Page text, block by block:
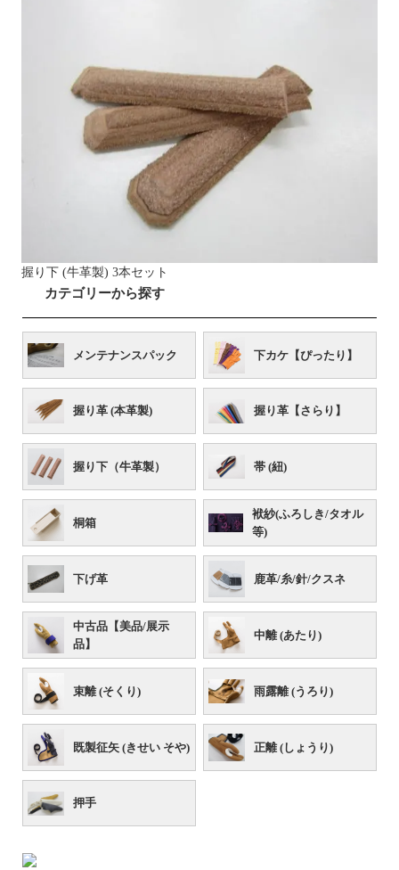
握り下 (牛革製) 3本セット
カテゴリーから探す
メンテナンスパック 下カケ【ぴったり】
握り革 (本革製) 握り革【さらり】
握り下（牛革製） 帯 (紐)
桐箱
袱紗(ふろしき/タオル
等)
下げ革 鹿革/糸/針/クスネ
中古品【美品/展示
品】
中離 (あたり)
束離 (そくり) 雨露離 (うろり)
既製征矢 (きせい そや) 正離 (しょうり)
押手